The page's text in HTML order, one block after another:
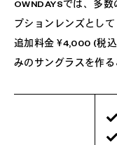
OWNDAYSでは、多
プションレンズとし
追加料金 ¥4,000 (税
みのサングラスを作る